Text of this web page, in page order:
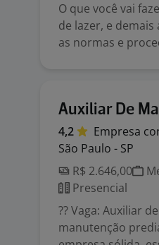
O que você vai
de lazer, e
as normas e
Auxiliar De
4,2 Empresa
São Paulo - SP
R$ 2.646,00
Presencial
?? Vaga: Auxiliar
manutenção